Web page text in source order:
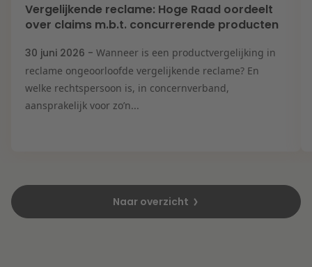
Vergelijkende reclame: Hoge Raad oordeelt
over claims m.b.t. concurrerende producten
30 juni 2026 - Wanneer is een productvergelijking in
reclame ongeoorloofde vergelijkende reclame? En
welke rechtspersoon is, in concernverband,
aansprakelijk voor zo’n...
Naar overzicht